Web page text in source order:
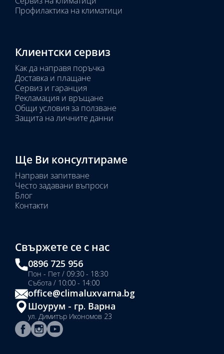
Профилактика на климатици
Клиентски сервиз
Как да направя поръчка
Доставка и плащане
Сервиз и гаранция
Рекламация и връщане
Общи условия за ползване
Защита на личните данни
Ще Ви консултираме
Направи запитване
Често задавани въпроси
Блог
Контакти
Свържете се с нас
0896 725 956
Пон - Пет / 09:30 - 18:30
Събота / 10:00 - 14:00
office@climaluxvarna.bg
Шоурум - гр. Варна
ул. Димитър Икономов 23